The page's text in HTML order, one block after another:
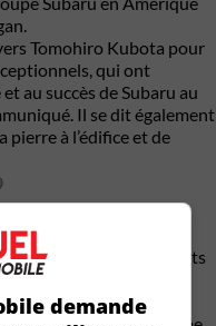
Tomohiro Kubota pour
qui ont
au succès de Subaru au
Il se dit également
à l’édifice et de
de sport
Fort d’une
de produits
sein de Subaru
la filiale canadienne
demande